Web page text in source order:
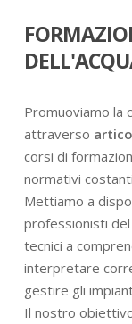
Promuoviamo la
attraverso
corsi di
normativi
Mettiamo a
professionisti
tecnici a
interpretare
gestire gli
Il nostro